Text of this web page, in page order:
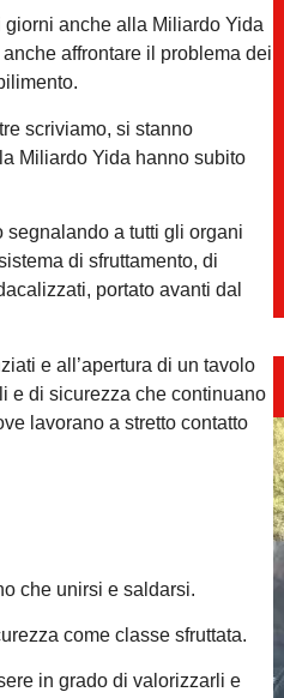
anche alla Miliardo Yida
affrontare il problema dei
scriviamo, si stanno
Miliardo Yida hanno subito
a tutti gli organi
di sfruttamento, di
portato avanti dal
e all’apertura di un tavolo
e di sicurezza che continuano
lavorano a stretto contatto
che unirsi e saldarsi.
come classe sfruttata.
in grado di valorizzarli e